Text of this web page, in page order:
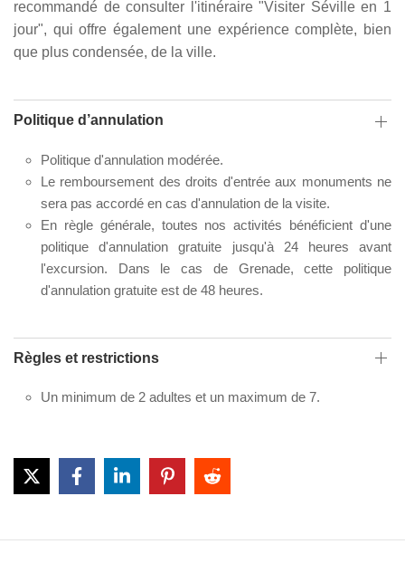
recommandé de consulter l'itinéraire "Visiter Séville en 1
jour", qui offre également une expérience complète, bien
que plus condensée, de la ville.
Politique d’annulation
Politique d'annulation modérée.
Le remboursement des droits d'entrée aux monuments ne
sera pas accordé en cas d'annulation de la visite.
En règle générale, toutes nos activités bénéficient d'une
politique d'annulation gratuite jusqu'à 24 heures avant
l'excursion. Dans le cas de Grenade, cette politique
d'annulation gratuite est de 48 heures.
Règles et restrictions
Un minimum de 2 adultes et un maximum de 7.